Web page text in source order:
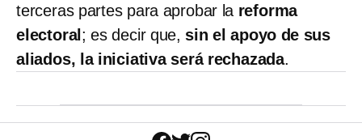
terceras partes para aprobar la reforma
electoral ; es decir que, sin el apoyo de sus
aliados, la iniciativa será rechazada.